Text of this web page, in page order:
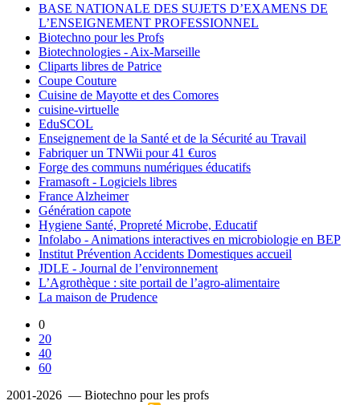
BASE NATIONALE DES SUJETS D’EXAMENS DE
L’ENSEIGNEMENT PROFESSIONNEL
Biotechno pour les Profs
Biotechnologies - Aix-Marseille
Cliparts libres de Patrice
Coupe Couture
Cuisine de Mayotte et des Comores
cuisine-virtuelle
EduSCOL
Enseignement de la Santé et de la Sécurité au Travail
Fabriquer un TNWii pour 41 €uros
Forge des communs numériques éducatifs
Framasoft - Logiciels libres
France Alzheimer
Génération capote
Hygiene Santé, Propreté Microbe, Educatif
Infolabo - Animations interactives en microbiologie en BEP
Institut Prévention Accidents Domestiques accueil
JDLE - Journal de l’environnement
L’Agrothèque : site portail de l’agro-alimentaire
La maison de Prudence
0
20
40
60
2001-2026 — Biotechno pour les profs